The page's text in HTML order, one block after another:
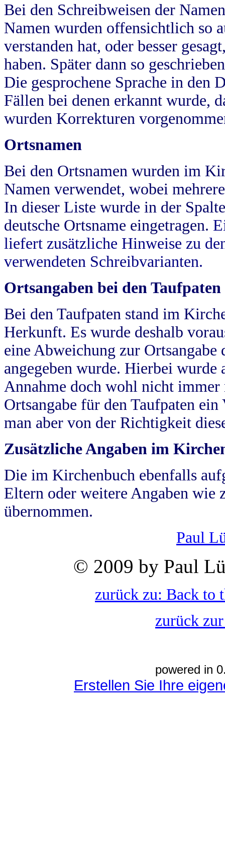
Bei den Schreibweisen der
Namen wurden offensichtlich so
verstanden hat, oder besser
haben. Später dann so
Die gesprochene Sprache in
Fällen bei denen erkannt wurde,
wurden Korrekturen
Ortsnamen
Bei den Ortsnamen wurden im
Namen verwendet, wobei
In dieser Liste wurde in der
deutsche Ortsname eingetragen.
liefert zusätzliche Hinweise zu
verwendeten Schreibvarianten.
Ortsangaben bei den Taufpaten
Bei den Taufpaten stand im
Herkunft. Es wurde deshalb
eine Abweichung zur
angegeben wurde. Hierbei wurde
Annahme doch wohl nicht
Ortsangabe für den Taufpaten
man aber von der Richtigkeit
Zusätzliche Angaben im
Die im Kirchenbuch ebenfalls
Eltern oder weitere Angaben wie
übernommen.
Paul
© 2009 by Paul
zurück zu: Back to
zurück
powered in
Erstellen Sie Ihre